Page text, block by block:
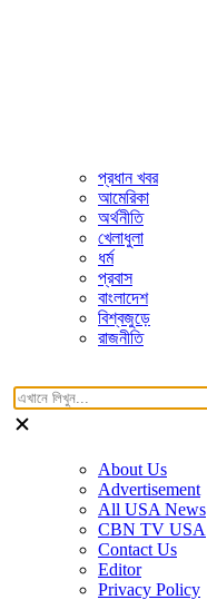
প্রধান খবর
আমেরিকা
অর্থনীতি
খেলাধুলা
ধর্ম
প্রবাস
বাংলাদেশ
বিশ্বজুড়ে
রাজনীতি
About Us
Advertisement
All USA News
CBN TV USA
Contact Us
Editor
Privacy Policy